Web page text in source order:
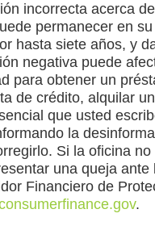
incorrecta acerca
permanecer en
hasta siete años, y
negativa puede
para obtener un
de crédito, alquilar
que usted
la
Si la oficina no
una queja ante
Financiero de
.